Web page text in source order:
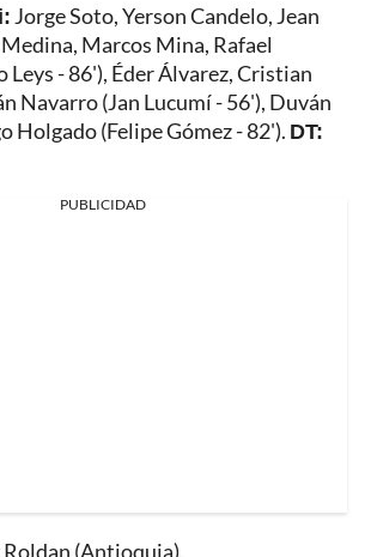
Jorge Soto, Yerson Candelo, Jean
Marcos Mina, Rafael
Leys - 86'), Éder Álvarez, Cristian
Navarro (Jan Lucumí - 56'), Duván
Holgado (Felipe Gómez - 82'). DT:
PUBLICIDAD
(Antioquia).